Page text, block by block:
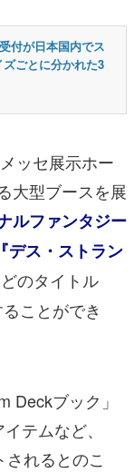
付が日本国内でス
ごとに分かれた3
ッセ展示ホー
大型ブースを展
ルファンタジー
『デス・ストラン
のタイトル
ことができ
Deckブック」
テムなど、
れるとのこ